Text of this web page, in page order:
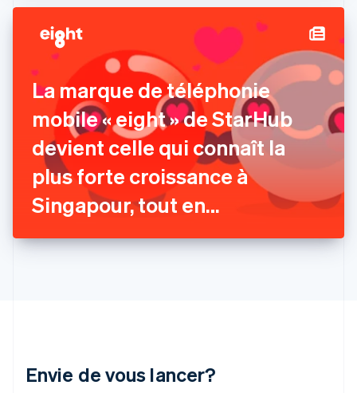
La marque de téléphonie
mobile « eight » de StarHub
devient celle qui connaît la
plus forte croissance à
Singapour, tout en
développant ses solutions de
Envie de vous lancer?
EnglishSvenska
France
Français English
Gibraltar
English
Grèce
English
Hongrie
English
Inde
English
Irlande
English
Italie
Lituanie
English